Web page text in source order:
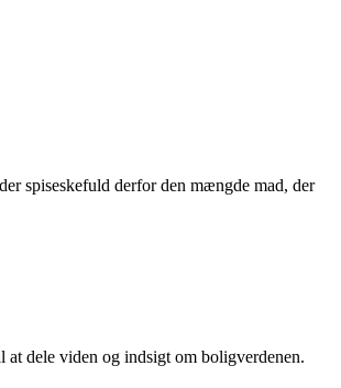
spiseskefuld derfor den mængde mad, der
dele viden og indsigt om boligverdenen.